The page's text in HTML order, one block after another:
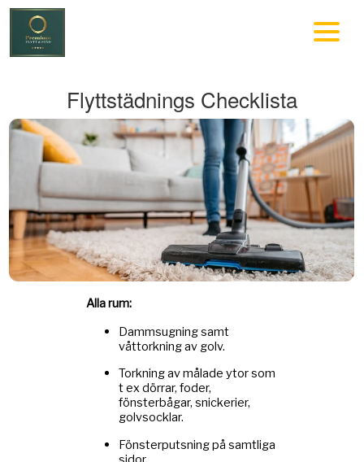
Flyttstädnings Checklista